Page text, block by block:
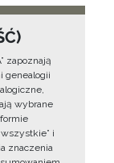
zapoznają
genealogii
wybrane
i
znaczenia